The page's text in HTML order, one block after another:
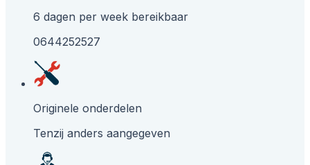
6 dagen per week bereikbaar
0644252527
Originele onderdelen
Tenzij anders aangegeven